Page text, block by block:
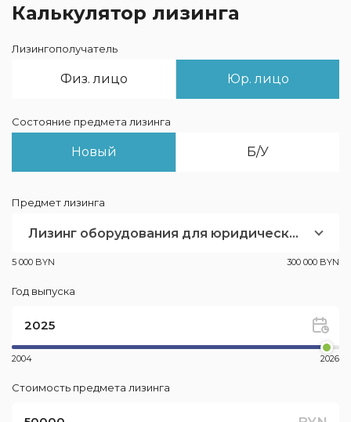
Калькулятор лизинга
Лизингополучатель
Физ. лицо Юр. лицо
Состояние предмета лизинга
Новый Б/У
Предмет лизинга
Лизинг оборудования для юридических лиц
5 000 BYN 300 000 BYN
Год выпуска
2004 2026
Стоимость предмета лизинга